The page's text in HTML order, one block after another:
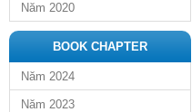
Năm 2020
BOOK CHAPTER
Năm 2024
Năm 2023